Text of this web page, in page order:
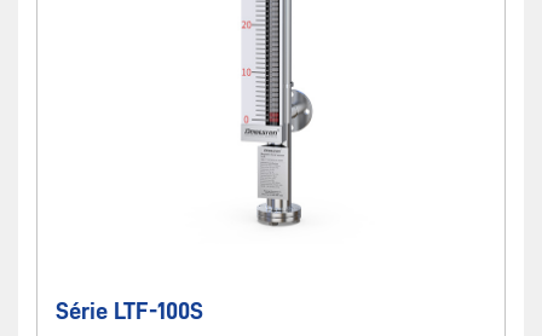
Série LTF-100S